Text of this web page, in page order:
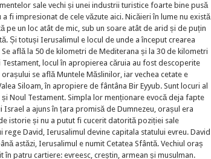
sale vechi și unei industrii turistice foarte bine pusă
fi impresionat de cele văzute aici. Nicăieri în lume nu există
pe un loc atât de mic, sub un soare atât de arid și de puțin
Și totuși Ierusalimul e locul de unde a început crearea
află la 50 de kilometri de Mediterana și la 30 de kilometri
locul în apropierea căruia au fost descoperite
se află Muntele Măslinilor, iar vechea cetate e
Siloam, în apropiere de fântâna Bir Eyyub. Sunt locuri al
Noul Testament. Simpla lor menționare evocă deja fapte
a ajuns în țara promisă de Dumnezeu, orașul era
istorie și nu a putut fi cucerit datorită poziției sale
David, Ierusalimul devine capitala statului evreu. David
astăzi, Ierusalimul e numit Cetatea Sfântă. Vechiul oraș
patru cartiere: evreesc, creștin, armean și musulman.